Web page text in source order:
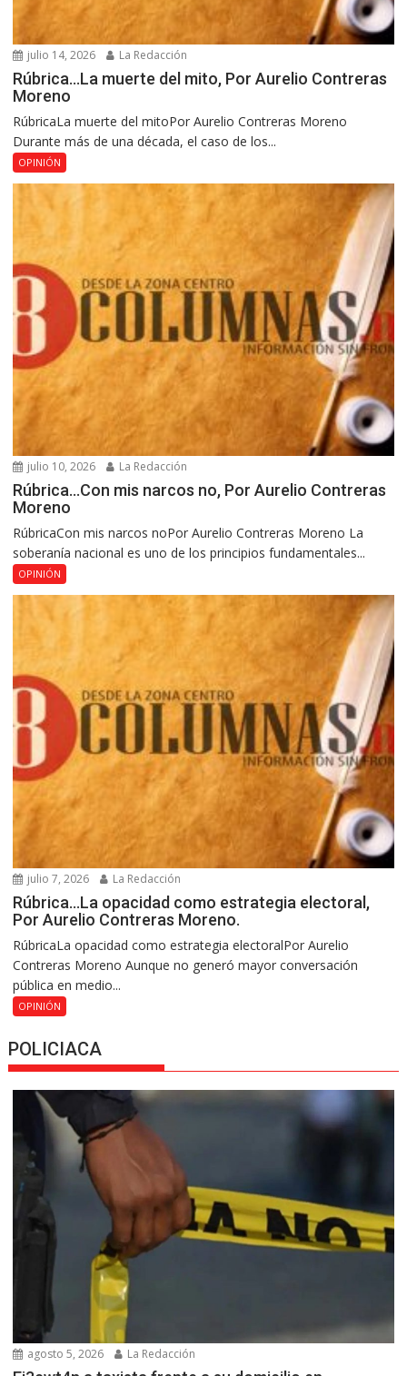
julio 14, 2026 La Redacción
Rúbrica…La muerte del mito, Por Aurelio Contreras
Moreno
RúbricaLa muerte del mitoPor Aurelio Contreras Moreno
Durante más de una década, el caso de los...
OPINIÓN
julio 10, 2026 La Redacción
Rúbrica…Con mis narcos no, Por Aurelio Contreras
Moreno
RúbricaCon mis narcos noPor Aurelio Contreras Moreno La
soberanía nacional es uno de los principios fundamentales...
OPINIÓN
julio 7, 2026 La Redacción
Rúbrica…La opacidad como estrategia electoral,
Por Aurelio Contreras Moreno.
RúbricaLa opacidad como estrategia electoralPor Aurelio
Contreras Moreno Aunque no generó mayor conversación
pública en medio...
OPINIÓN
POLICIACA
agosto 5, 2026 La Redacción